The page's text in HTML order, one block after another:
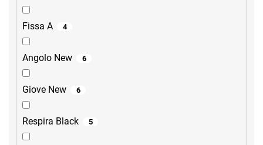
Fissa A 4
Angolo New 6
Giove New 6
Respira Black 5